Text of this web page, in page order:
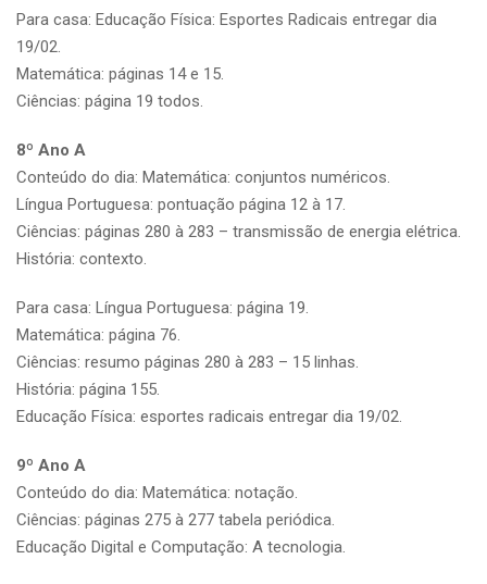
Para casa: Educação Física: Esportes Radicais entregar dia
19/02.
Matemática: páginas 14 e 15.
Ciências: página 19 todos.
8º Ano A
Conteúdo do dia: Matemática: conjuntos numéricos.
Língua Portuguesa: pontuação página 12 à 17.
Ciências: páginas 280 à 283 – transmissão de energia elétrica.
História: contexto.
Para casa: Língua Portuguesa: página 19.
Matemática: página 76.
Ciências: resumo páginas 280 à 283 – 15 linhas.
História: página 155.
Educação Física: esportes radicais entregar dia 19/02.
9º Ano A
Conteúdo do dia: Matemática: notação.
Ciências: páginas 275 à 277 tabela periódica.
Educação Digital e Computação: A tecnologia.